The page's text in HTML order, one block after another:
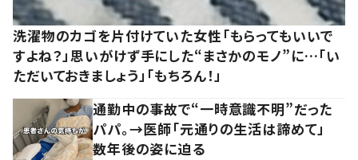
洗濯物のカゴを片付けていた女性「もらってもいいで
すよね？」思いがけず手にした“まさかのモノ”に…「い
ただいておきましょう」「もちろん！」
通勤中の事故で“一時意識不明”だった
パパ。→医師「元通りの生活は諦めて」
数年後の姿に迫る